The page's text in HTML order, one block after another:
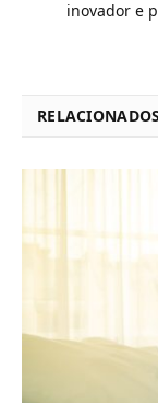
inovador e
RELACIONADOS